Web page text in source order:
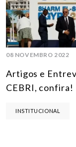
08 NOVEMBRO 2022
Artigos e
CEBRI, confira!
INSTITUCIONAL